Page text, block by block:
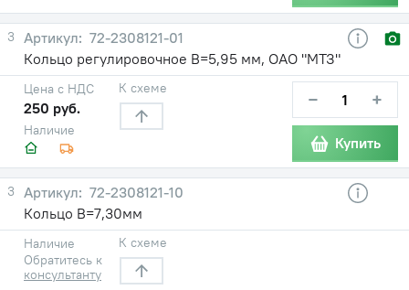
3
72-2308121-01
Кольцо регулировочное В=5,95 мм, ОАО "МТЗ"
Наличие
Цена с НДС
250 руб.
К схеме − +
Купить
3
72-2308121-10
Кольцо В=7,30мм
Наличие
Обратитесь к
консультанту
К схеме